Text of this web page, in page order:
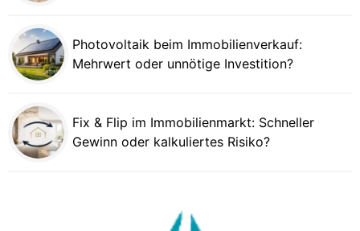
Photovoltaik beim Immobilienverkauf:
Mehrwert oder unnötige Investition?
Fix & Flip im Immobilienmarkt: Schneller
Gewinn oder kalkuliertes Risiko?